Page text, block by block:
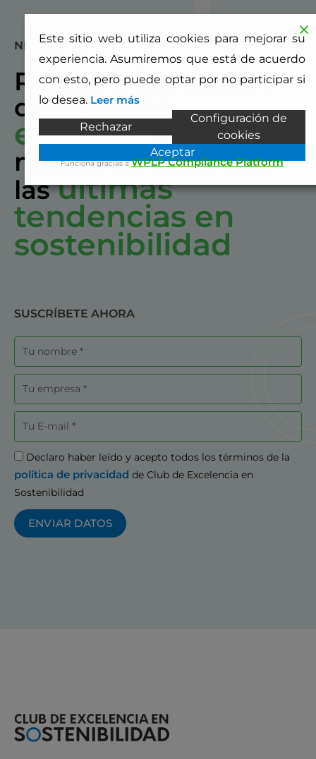
NEWSLETTER
Recibe información
de nuestros
eventos y
mantente al día con
lasúltimas
tendencias en
sostenibilidad
SUSCRÍBETE AHORA
Nombre
Empresa
Correo
electrónico
Aceptación
Declaro haber leído y acepto todos los términos de la
política de privacidad de Club de Excelencia en
Sostenibilidad
ENVIAR DATOS
Este sitio web utiliza cookies para mejorar su
experiencia. Asumiremos que está de acuerdo
con esto, pero puede optar por no participar si
lo desea. Leer más
Rechazar
Configuración de
cookies
Aceptar
Funciona gracias aWPLP Compliance Platform